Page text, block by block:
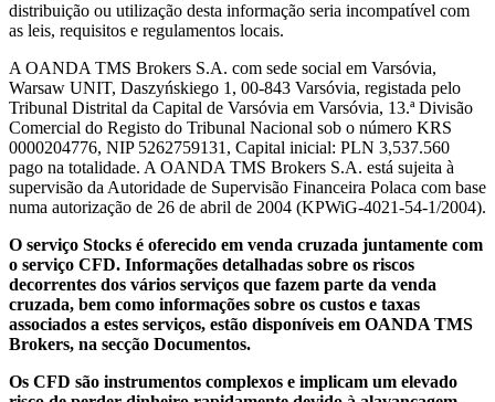
distribuição ou utilização desta informação seria incompatível com
as leis, requisitos e regulamentos locais.
A OANDA TMS Brokers S.A. com sede social em Varsóvia,
Warsaw UNIT, Daszyńskiego 1, 00-843 Varsóvia, registada pelo
Tribunal Distrital da Capital de Varsóvia em Varsóvia, 13.ª Divisão
Comercial do Registo do Tribunal Nacional sob o número KRS
0000204776, NIP 5262759131, Capital inicial: PLN 3,537.560
pago na totalidade. A OANDA TMS Brokers S.A. está sujeita à
supervisão da Autoridade de Supervisão Financeira Polaca com base
numa autorização de 26 de abril de 2004 (KPWiG-4021-54-1/2004).
O serviço Stocks é oferecido em venda cruzada juntamente com
o serviço CFD. Informações detalhadas sobre os riscos
decorrentes dos vários serviços que fazem parte da venda
cruzada, bem como informações sobre os custos e taxas
associados a estes serviços, estão disponíveis em OANDA TMS
Brokers, na secção Documentos.
Os CFD são instrumentos complexos e implicam um elevado